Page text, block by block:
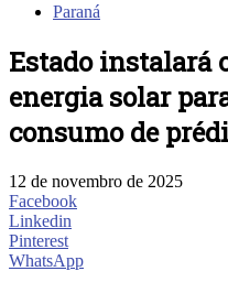
Paraná
Estado instalará
energia solar
consumo de
12 de novembro de 2025
Facebook
Linkedin
Pinterest
WhatsApp